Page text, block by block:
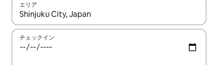
エリア
検索結果が表示されたら、上下の矢印キーを使って移動するか
チェックイン